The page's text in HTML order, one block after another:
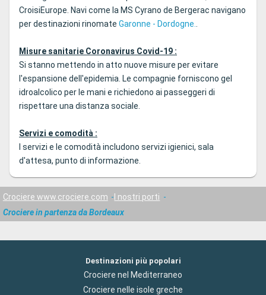
CroisiEurope. Navi come la MS Cyrano de Bergerac navigano
per destinazioni rinomate Garonne - Dordogne..
Misure sanitarie Coronavirus Covid-19 :
Si stanno mettendo in atto nuove misure per evitare
l'espansione dell'epidemia. Le compagnie forniscono gel
idroalcolico per le mani e richiedono ai passeggeri di
rispettare una distanza sociale.
Servizi e comodità :
I servizi e le comodità includono servizi igienici, sala
d'attesa, punto di informazione.
Crociere www.crociere.com
I nostri porti
Crociere in partenza da Bordeaux
Destinazioni più popolari
Crociere nel Mediterraneo
Crociere nelle isole greche